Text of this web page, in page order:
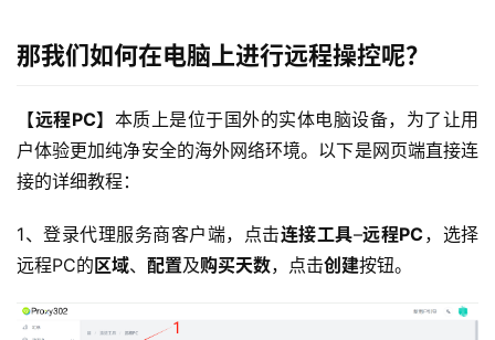
那我们如何在电脑上进行远程操控呢？
【远程PC】 本质上是位于国外的实体电脑设备，为了让用
户体验更加纯净安全的海外网络环境。以下是网页端直接连
接的详细教程：
1、登录代理服务商客户端，点击连接工具–远程PC，选择
远程PC的区域、 配置及购买天数，点击创建按钮。